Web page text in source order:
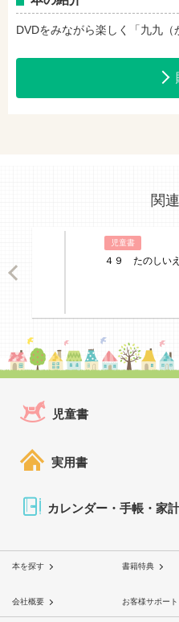
DVDをみながら楽しく「九九（
関
児童書
４９ たのしい
児童書
実用書
カレンダー・手帳・家
本を探す 書籍特典
会社概要 お客様サポート